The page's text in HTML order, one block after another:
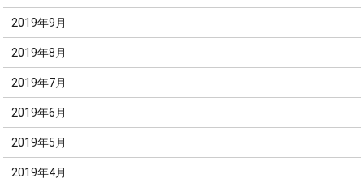
2019年9月
2019年8月
2019年7月
2019年6月
2019年5月
2019年4月